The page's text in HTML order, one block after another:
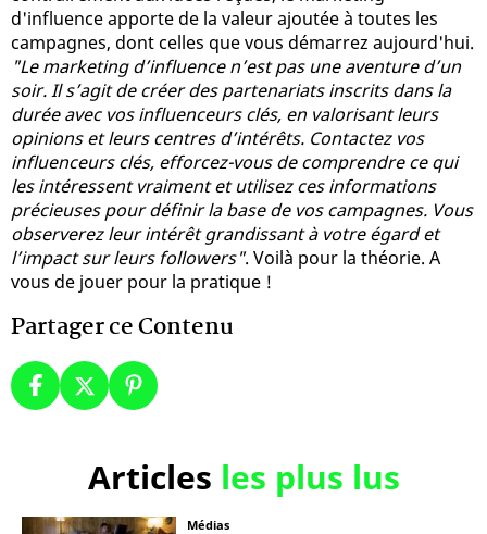
d'influence apporte de la valeur ajoutée à toutes les
campagnes, dont celles que vous démarrez aujourd'hui.
"Le marketing d’influence n’est pas une aventure d’un
soir. Il s’agit de créer des partenariats inscrits dans la
durée avec vos influenceurs clés, en valorisant leurs
opinions et leurs centres d’intérêts. Contactez vos
influenceurs clés, efforcez-vous de comprendre ce qui
les intéressent vraiment et utilisez ces informations
précieuses pour définir la base de vos campagnes. Vous
observerez leur intérêt grandissant à votre égard et
l’impact sur leurs followers". Voilà pour la théorie. A
vous de jouer pour la pratique !
Partager ce Contenu
Articles les plus lus
Médias